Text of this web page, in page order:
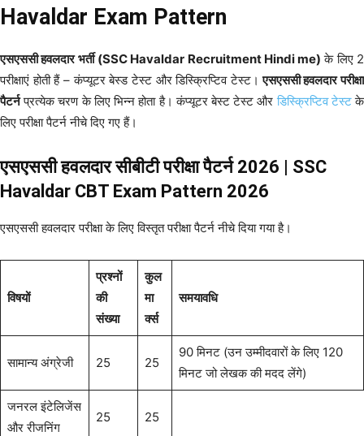
Havaldar Exam Pattern
एसएससी हवलदार भर्ती (SSC Havaldar Recruitment Hindi me) के लिए 2
परीक्षाएं होती हैं – कंप्यूटर बेस्ड टेस्ट और डिस्क्रिप्टिव टेस्ट। एसएससी हवलदार परीक्षा
पैटर्नप्रत्येक चरण के लिए भिन्न होता है। कंप्यूटर बेस्ट टेस्ट औरडिस्क्रिप्टिव टेस्टके
लिए परीक्षा पैटर्न नीचे दिए गए हैं।
एसएससी हवलदार सीबीटी परीक्षा पैटर्न 2026 | SSC
Havaldar CBT Exam Pattern 2026
एसएससी हवलदार परीक्षा के लिए विस्तृत परीक्षा पैटर्न नीचे दिया गया है।
विषयों
प्रश्नों
की
संख्या
कुल
मा
र्क्स
समयावधि
सामान्य अंग्रेजी 25 25
90 मिनट (उन उम्मीदवारों के लिए 120
मिनट जो लेखक की मदद लेंगे)
जनरल इंटेलिजेंस
और रीजनिंग
25 25